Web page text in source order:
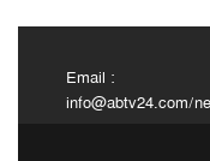
Email :
info@abtv24.com/